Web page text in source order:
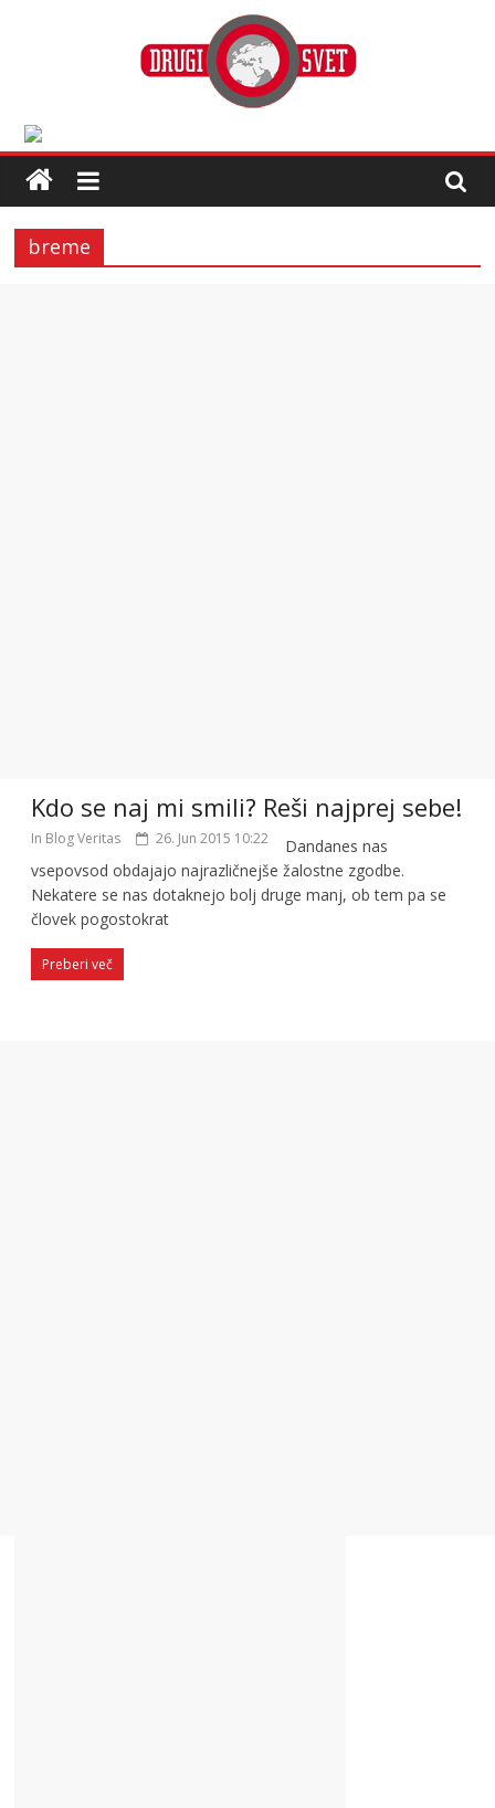
breme
Kdo se naj mi smili? Reši najprej sebe!
In Blog Veritas 26. Jun 2015 10:22
Dandanes nas
vsepovsod obdajajo najrazličnejše žalostne zgodbe.
Nekatere se nas dotaknejo bolj druge manj, ob tem pa se
človek pogostokrat
Preberi več